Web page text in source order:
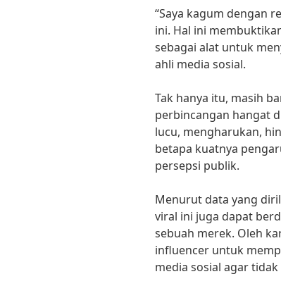
“Saya kagum dengan
ini. Hal ini
sebagai alat untuk
ahli media sosial.
Tak hanya itu, masih
perbincangan hangat
lucu, mengharukan,
betapa kuatnya
persepsi publik.
Menurut data yang
viral ini juga dapat
sebuah merek. Oleh
influencer untuk
media sosial agar